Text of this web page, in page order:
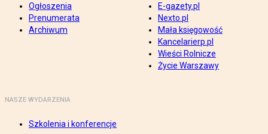
Ogłoszenia
Prenumerata
Archiwum
E-gazety.pl
Nexto.pl
Mała księgowość
Kancelarierp.pl
Wieści Rolnicze
Życie Warszawy
NASZE WYDARZENIA
Szkolenia i konferencje